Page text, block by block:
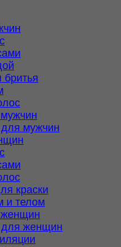
бритья
мужчин
краски
и телом
женщин